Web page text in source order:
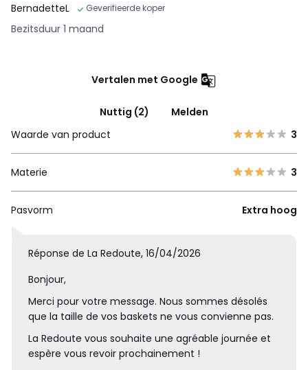
BernadetteL
Geverifieerde koper
Bezitsduur 1 maand
Vertalen met Google
Nuttig (2)
Melden
Waarde van product
3
Materie 3
Pasvorm Extra hoog
Réponse de La Redoute, 16/04/2026
Bonjour,
Merci pour votre message. Nous sommes désolés
que la taille de vos baskets ne vous convienne pas.
La Redoute vous souhaite une agréable journée et
espère vous revoir prochainement !